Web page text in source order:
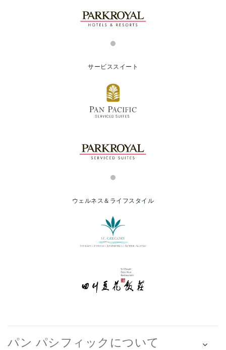
サービススイート
ウェルネス＆ライフスタイル
パン パシフィックについて